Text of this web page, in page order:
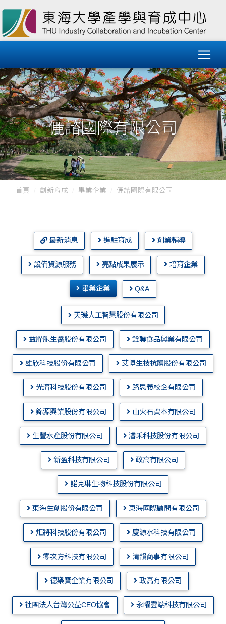
儷諮國際有限公司
首頁 創新育成 畢業企業 儷諮國際有限公司
最新消息 進駐育成 創業輔導
設備資源服務 亮點成果展示 培育企業
畢業企業 Q&A
天璣人工智慧股份有限公司
益肸胞生醫股份有限公司 銓聯食品興業有限公司
雄欣科技股份有限公司 艾博生技抗體股份有限公司
光濟科技股份有限公司 路思義校企有限公司
錦源興業股份有限公司 山火石資本有限公司
生豐水產股份有限公司 濬禾科技股份有限公司
新盈科技有限公司 政高有限公司
諾克琳生物科技股份有限公司
東海生創股份有限公司 東海國際顧問有限公司
炬將科技股份有限公司 慶源水科技有限公司
零次方科技有限公司 清韻商事有限公司
德樂寶企業有限公司 政高有限公司
社團法人台灣公益CEO協會 永曜雲端科技有限公司